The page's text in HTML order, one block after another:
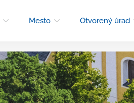
Mesto Otvorený úrad